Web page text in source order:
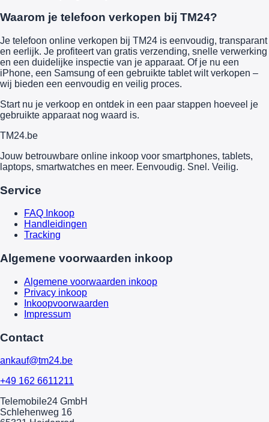
Waarom je telefoon verkopen bij TM24?
Je telefoon online verkopen bij TM24 is eenvoudig, transparant
en eerlijk. Je profiteert van gratis verzending, snelle verwerking
en een duidelijke inspectie van je apparaat. Of je nu een
iPhone, een Samsung of een gebruikte tablet wilt verkopen –
wij bieden een eenvoudig en veilig proces.
Start nu je verkoop en ontdek in een paar stappen hoeveel je
gebruikte apparaat nog waard is.
TM24.be
Jouw betrouwbare online inkoop voor smartphones, tablets,
laptops, smartwatches en meer. Eenvoudig. Snel. Veilig.
Service
FAQ Inkoop
Handleidingen
Tracking
Algemene voorwaarden inkoop
Algemene voorwaarden inkoop
Privacy inkoop
Inkoopvoorwaarden
Impressum
Contact
ankauf@tm24.be
+49 162 6611211
Telemobile24 GmbH
Schlehenweg 16